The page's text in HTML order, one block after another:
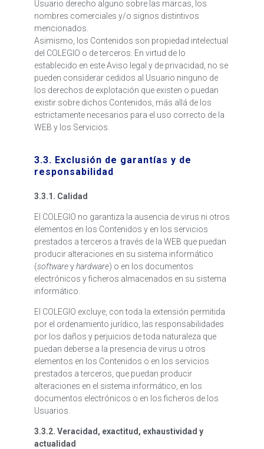
Usuario derecho alguno sobre las marcas, los
nombres comerciales y/o signos distintivos
mencionados.
Asimismo, los Contenidos son propiedad intelectual
del COLEGIO o de terceros. En virtud de lo
establecido en este Aviso legal y de privacidad, no se
pueden considerar cedidos al Usuario ninguno de
los derechos de explotación que existen o puedan
existir sobre dichos Contenidos, más allá de los
estrictamente necesarios para el uso correcto de la
WEB y los Servicios.
3.3. Exclusión de garantías y de
responsabilidad
3.3.1. Calidad
El COLEGIO no garantiza la ausencia de virus ni otros
elementos en los Contenidos y en los servicios
prestados a terceros a través de la WEB que puedan
producir alteraciones en su sistema informático
(softwareyhardware) o en los documentos
electrónicos y ficheros almacenados en su sistema
informático.
El COLEGIO excluye, con toda la extensión permitida
por el ordenamiento jurídico, las responsabilidades
por los daños y perjuicios de toda naturaleza que
puedan deberse a la presencia de virus u otros
elementos en los Contenidos o en los servicios
prestados a terceros, que puedan producir
alteraciones en el sistema informático, en los
documentos electrónicos o en los ficheros de los
Usuarios.
3.3.2. Veracidad, exactitud, exhaustividad y
actualidad